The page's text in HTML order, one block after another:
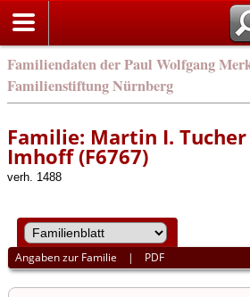
Familiendaten der Paul Wolfgang
Familienstiftung Nürnberg
Familie: Martin I.
Imhoff (F6767)
verh. 1488
Angaben zur Familie | PDF